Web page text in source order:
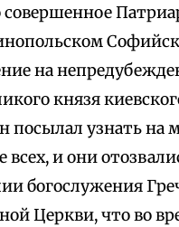
совершенное
на
князя
посылал узнать на
всех, и они
богослужения
Церкви, что во